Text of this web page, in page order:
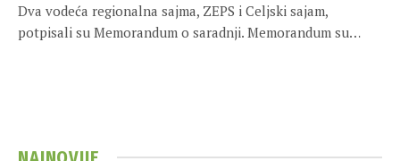
Dva vodeća regionalna sajma, ZEPS i Celjski sajam,
potpisali su Memorandum o saradnji. Memorandum su…